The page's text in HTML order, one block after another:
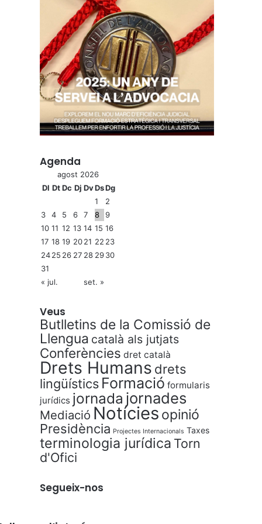
Agenda
agost 2026
Dl Dt Dc Dj DvDsDg
1
2
3
4 5 6 7 8
9
10 11 12 13 14 15 16
17 18 19 2021 22 23
2425 26 27 28 2930
31
« jul.
set. »
Veus
Butlletins de la Comissió de
Llengua català als jutjats
Conferències dret català
Drets Humans drets
lingüístics Formació formularis
jurídics jornada jornades
Mediació Notícies opinió
Presidència Projectes Internacionals Taxes
terminologia jurídica Torn
d'Ofici
Segueix-nos